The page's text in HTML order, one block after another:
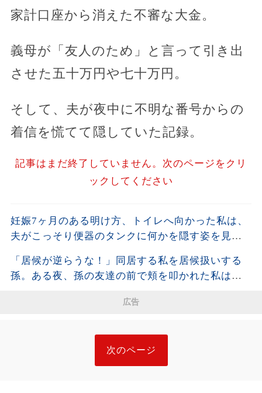
家計口座から消えた不審な大金。
義母が「友人のため」と言って引き出
させた五十万円や七十万円。
そして、夫が夜中に不明な番号からの
着信を慌てて隠していた記録。
記事はまだ終了していません。次のページをクリ
ックしてください
妊娠7ヶ月のある明け方、トイレへ向かった私は、
夫がこっそり便器のタンクに何かを隠す姿を見て
は声も出せず凍りついた――
「居候が逆らうな！」同居する私を居候扱いする
孫。ある夜、孫の友達の前で頬を叩かれた私は静
広告
次のページ